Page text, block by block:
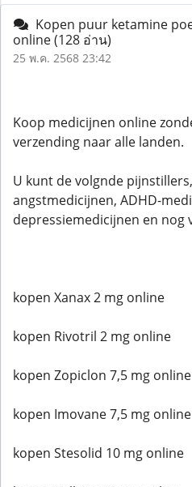
Kopen puur ketamine
online(128 อ่าน)
25 พ.ค. 2568 23:42
Koop medicijnen online
verzending naar alle landen.
U kunt de volgnde
angstmedicijnen, ADHD-
depressiemedicijnen en nog
kopen Xanax 2 mg online
kopen Rivotril 2 mg online
kopen Zopiclon 7,5 mg online
kopen Imovane 7,5 mg online
kopen Stesolid 10 mg online